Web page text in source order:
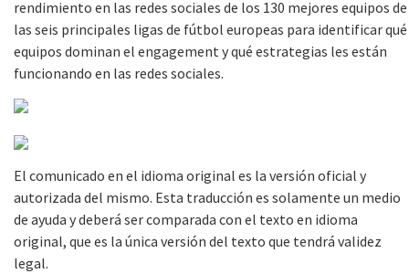
rendimiento en las redes sociales de los 130 mejores equipos de
las seis principales ligas de fútbol europeas para identificar qué
equipos dominan el engagement y qué estrategias les están
funcionando en las redes sociales.
El comunicado en el idioma original es la versión oficial y
autorizada del mismo. Esta traducción es solamente un medio
de ayuda y deberá ser comparada con el texto en idioma
original, que es la única versión del texto que tendrá validez
legal.